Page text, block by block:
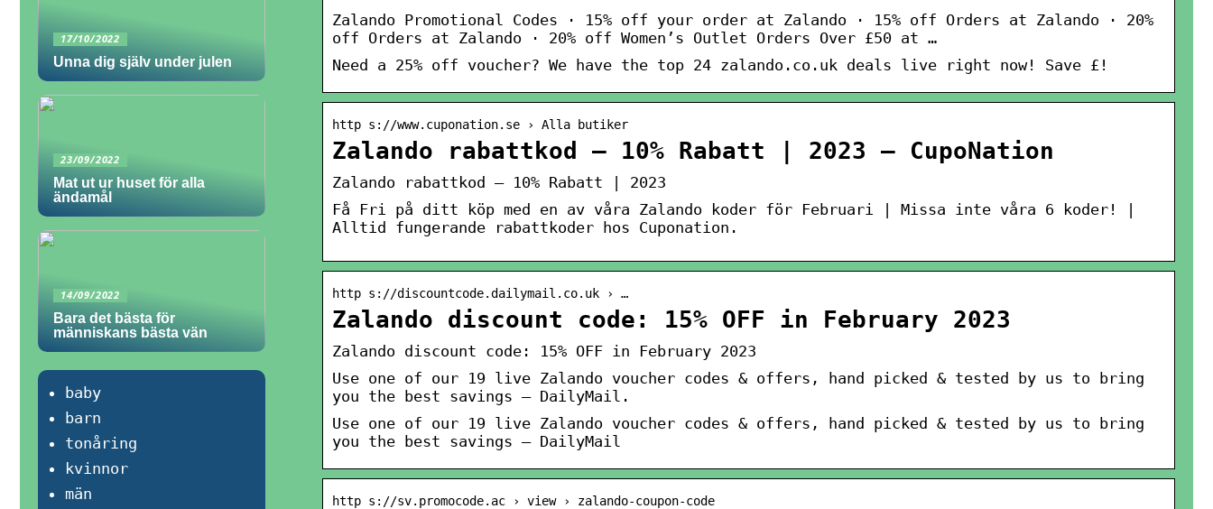
Zalando Promotional Codes · 15% off your order at Zalando · 15% off Orders at Zalando · 20%
off Orders at Zalando · 20% off Women’s Outlet Orders Over £50 at …
Need a 25% off voucher? We have the top 24 zalando.co.uk deals live right now! Save £!
http s://www.cuponation.se › Alla butiker
Zalando rabattkod – 10% Rabatt | 2023 – CupoNation
Zalando rabattkod – 10% Rabatt | 2023
Få Fri på ditt köp med en av våra Zalando koder för Februari | Missa inte våra 6 koder! |
Alltid fungerande rabattkoder hos Cuponation.
http s://discountcode.dailymail.co.uk › …
Zalando discount code: 15% OFF in February 2023
Zalando discount code: 15% OFF in February 2023
Use one of our 19 live Zalando voucher codes & offers, hand picked & tested by us to bring
you the best savings – DailyMail.
Use one of our 19 live Zalando voucher codes & offers, hand picked & tested by us to bring
you the best savings – DailyMail
http s://sv.promocode.ac › view › zalando-coupon-code
17/10/2022
Unna dig själv under julen
23/09/2022
Mat ut ur huset för alla
ändamål
14/09/2022
Bara det bästa för
människans bästa vän
baby
barn
tonåring
kvinnor
män